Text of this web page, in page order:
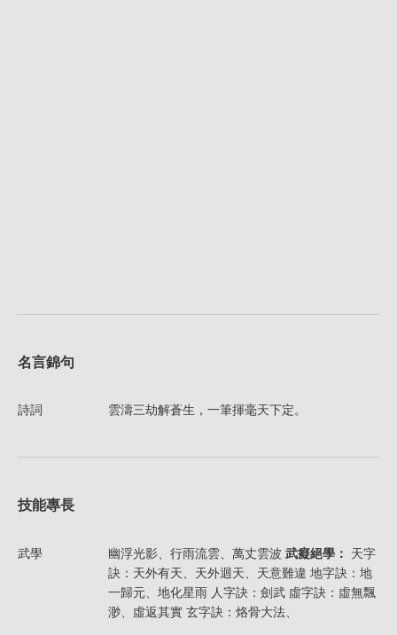
名言錦句
詩詞 雲濤三劫解蒼生，一筆揮毫天下定。
技能專長
武學 幽浮光影、行雨流雲、萬丈雲波 武癡絕學：
天字
訣：天外有天、天外迴天、天意難違 地字訣：地
一歸元、地化星雨 人字訣：劍武 虛字訣：虛無飄
渺、虛返其實 玄字訣：烙骨大法、